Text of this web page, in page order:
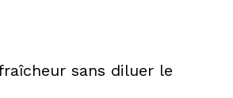
sans diluer le